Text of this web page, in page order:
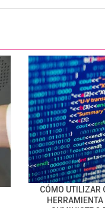
CÓMO UTILIZAR